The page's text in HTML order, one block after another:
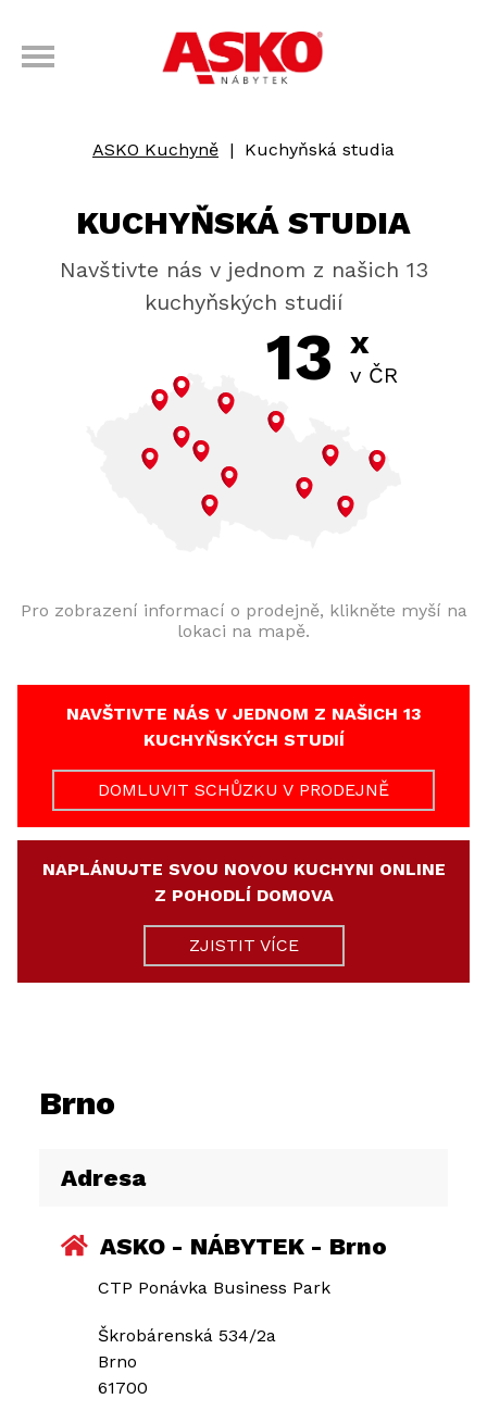
ASKO Kuchyně | Kuchyňská studia
KUCHYŇSKÁ STUDIA
Navštivte nás v jednom z našich 13
kuchyňských studií
13 x
v ČR
Pro zobrazení informací o prodejně, klikněte myší na
lokaci na mapě.
NAVŠTIVTE NÁS V JEDNOM Z NAŠICH 13
KUCHYŇSKÝCH STUDIÍ
DOMLUVIT SCHŮZKU V PRODEJNĚ
NAPLÁNUJTE SVOU NOVOU KUCHYNI ONLINE
Z POHODLÍ DOMOVA
ZJISTIT VÍCE
Brno
Adresa
ASKO - NÁBYTEK - Brno
CTP Ponávka Business Park
Škrobárenská 534/2a
Brno
61700